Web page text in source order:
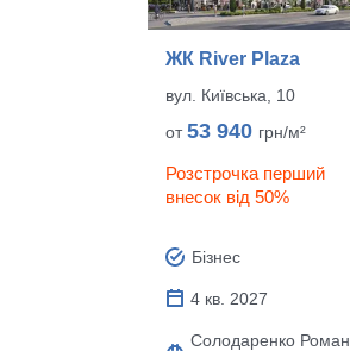
ЖК River Plaza
вул. Київська, 10
от53 940 грн/м²
Розстрочка перший
внесок від 50%
Бізнес
4 кв. 2027
Солодаренко Роман